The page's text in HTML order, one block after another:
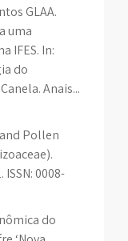
GLAA.
uma
IFES. In:
do
Anais...
Pollen
0008-
do